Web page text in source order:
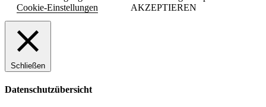
Cookie-Einstellungen
AKZEPTIEREN
Schließen
Datenschutzübersicht